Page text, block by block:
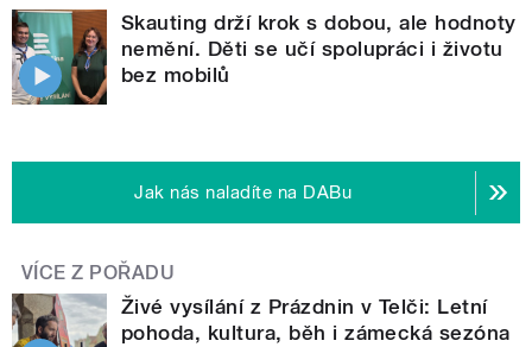
Skauting drží krok s dobou, ale hodnoty
nemění. Děti se učí spolupráci i životu
bez mobilů
Jak nás naladíte na DABu
VÍCE Z POŘADU
Živé vysílání z Prázdnin v Telči: Letní
pohoda, kultura, běh i zámecká sezóna